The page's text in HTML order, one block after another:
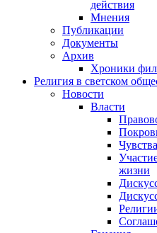
действия
Мнения
Публикации
Документы
Архив
Хроники
Религия в светском
Новости
Власти
жизни